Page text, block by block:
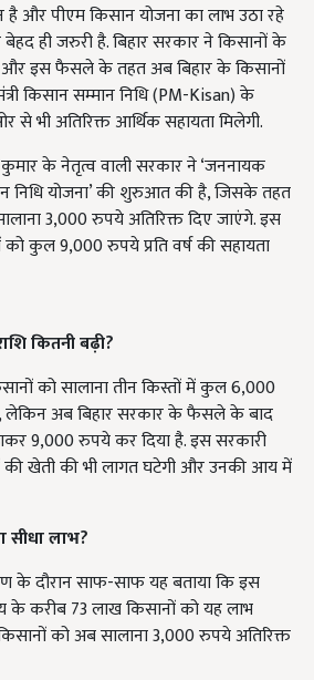
और पीएम किसान योजना का लाभ उठा रहे
ही जरुरी है. बिहार सरकार ने किसानों के
और इस फैसले के तहत अब बिहार के किसानों
किसान सम्मान निधि (PM-Kisan) के
से भी अतिरिक्त आर्थिक सहायता मिलेगी.
के नेतृत्व वाली सरकार ने ‘जननायक
निधि योजना’ की शुरुआत की है, जिसके तहत
3,000 रुपये अतिरिक्त दिए जाएंगे. इस
कुल 9,000 रुपये प्रति वर्ष की सहायता
कितनी बढ़ी?
को सालाना तीन किस्तों में कुल 6,000
लेकिन अब बिहार सरकार के फैसले के बाद
9,000 रुपये कर दिया है. इस सरकारी
की खेती की भी लागत घटेगी और उनकी आय में
सीधा लाभ?
के दौरान साफ-साफ यह बताया कि इस
के करीब 73 लाख किसानों को यह लाभ
किसानों को अब सालाना 3,000 रुपये अतिरिक्त